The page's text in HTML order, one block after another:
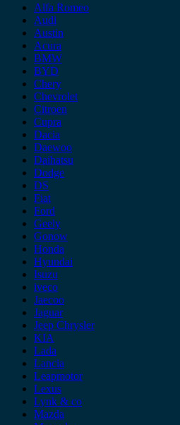
Alfa Romeo
Audi
Austin
Acura
BMW
BYD
Chery
Chevrolet
Citroen
Cupra
Dacia
Daewoo
Daihatsu
Dodge
DS
Fiat
Ford
Geely
Gonow
Honda
Hyundai
Isuzu
iveco
Jaecoo
Jaguar
Jeep Chrysler
KIA
Lada
Lancia
Leapmotor
Lexus
Lynk & co
Mazda